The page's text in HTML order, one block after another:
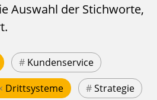
Auswahl der Stichworte,
# Kundenservice
Drittsysteme #Strategie